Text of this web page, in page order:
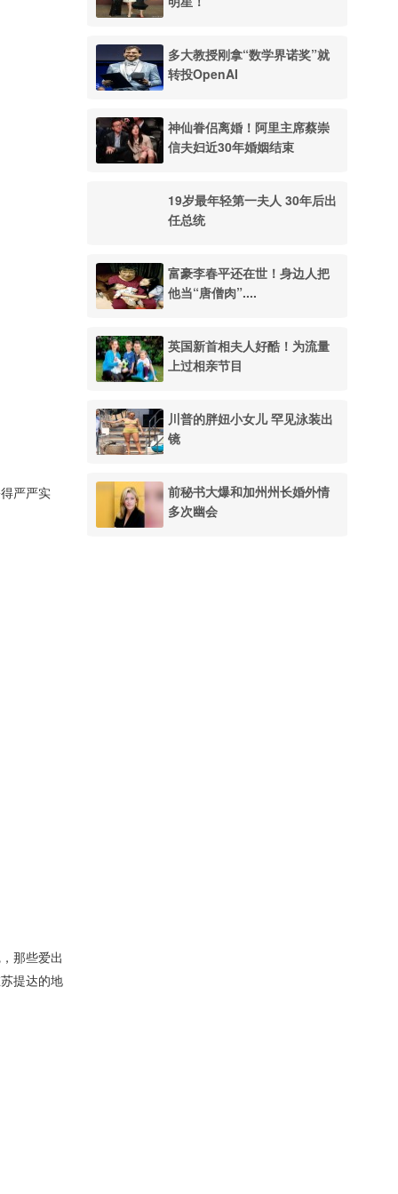
严严实
那些爱出
提达的地
多大教授刚拿“数学界诺奖”就
转投OpenAI
神仙眷侣离婚！阿里主席蔡崇
信夫妇近30年婚姻结束
19岁最年轻第一夫人 30年后出
任总统
富豪李春平还在世！身边人把
他当“唐僧肉”....
英国新首相夫人好酷！为流量
上过相亲节目
川普的胖妞小女儿 罕见泳装出
镜
前秘书大爆和加州州长婚外情
多次幽会